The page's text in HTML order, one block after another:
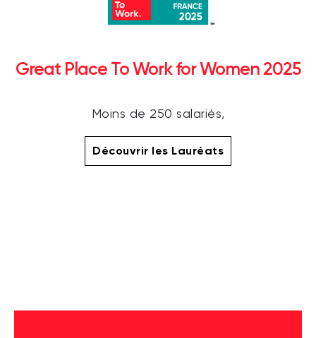
Great Place To Work for Women 2025
Moins de 250 salariés,
Découvrir les Lauréats